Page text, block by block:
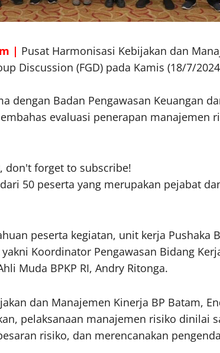
| Pusat Harmonisasi Kebijakan dan
Discussion (FGD) pada Kamis (18/7/
dengan Badan Pengawasan Keuangan
evaluasi penerapan manajemen
don't forget to subscribe!
50 peserta yang merupakan pejabat
peserta kegiatan, unit kerja Pushaka
Koordinator Pengawasan Bidang
Muda BPKP RI, Andry Ritonga.
dan Manajemen Kinerja BP Batam,
pelaksanaan manajemen risiko dinilai
risiko, dan merencanakan